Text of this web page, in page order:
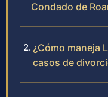
Condado de
¿Cómo maneja
casos de